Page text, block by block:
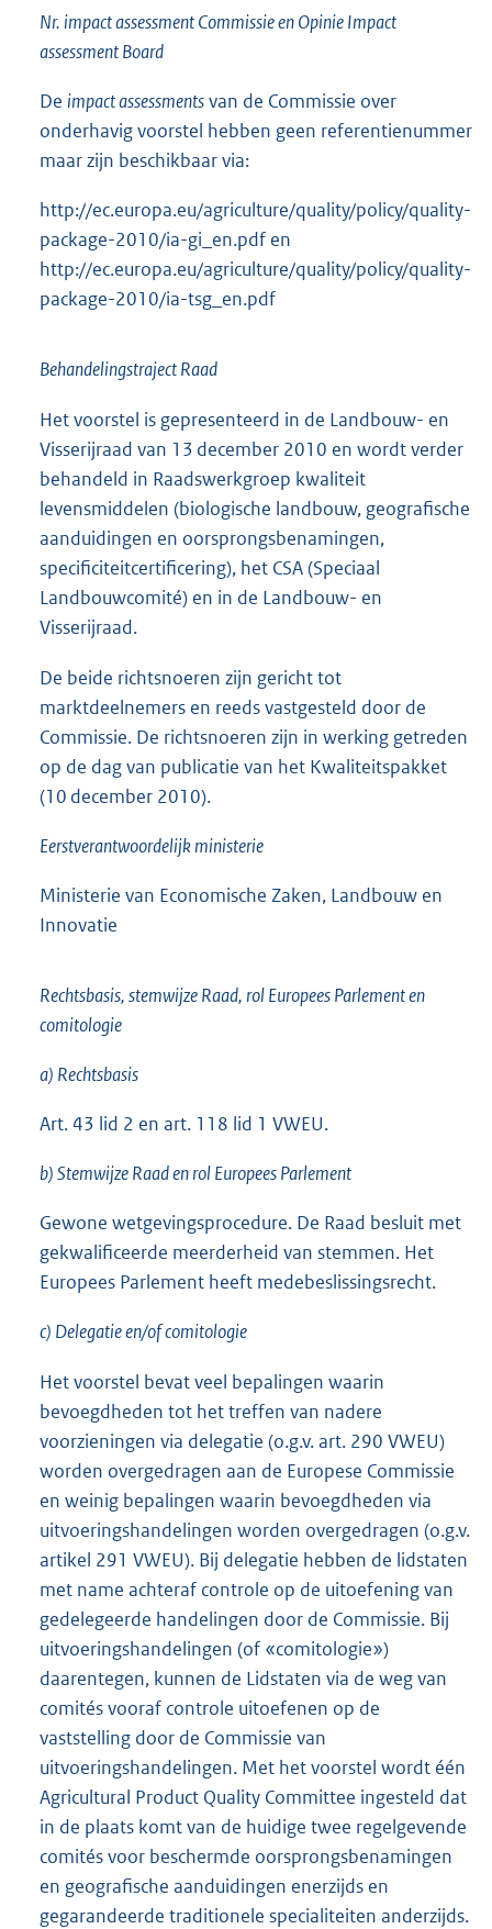
Nr. impact assessment Commissie en Opinie Impact
assessment Board
De impact assessmentsvan de Commissie over
onderhavig voorstel hebben geen referentienummer
maar zijn beschikbaar via:
http://ec.europa.eu/agriculture/quality/policy/quality-
package-2010/ia-gi_en.pdf en
http://ec.europa.eu/agriculture/quality/policy/quality-
package-2010/ia-tsg_en.pdf
Behandelingstraject Raad
Het voorstel is gepresenteerd in de Landbouw- en
Visserijraad van 13 december 2010 en wordt verder
behandeld in Raadswerkgroep kwaliteit
levensmiddelen (biologische landbouw, geografische
aanduidingen en oorsprongsbenamingen,
specificiteitcertificering), het CSA (Speciaal
Landbouwcomité) en in de Landbouw- en
Visserijraad.
De beide richtsnoeren zijn gericht tot
marktdeelnemers en reeds vastgesteld door de
Commissie. De richtsnoeren zijn in werking getreden
op de dag van publicatie van het Kwaliteitspakket
(10 december 2010).
Eerstverantwoordelijk ministerie
Ministerie van Economische Zaken, Landbouw en
Innovatie
Rechtsbasis, stemwijze Raad, rol Europees Parlement en
comitologie
a) Rechtsbasis
Art. 43 lid 2 en art. 118 lid 1 VWEU.
b) Stemwijze Raad en rol Europees Parlement
Gewone wetgevingsprocedure. De Raad besluit met
gekwalificeerde meerderheid van stemmen. Het
Europees Parlement heeft medebeslissingsrecht.
c) Delegatie en/of comitologie
Het voorstel bevat veel bepalingen waarin
bevoegdheden tot het treffen van nadere
voorzieningen via delegatie (o.g.v. art. 290 VWEU)
worden overgedragen aan de Europese Commissie
en weinig bepalingen waarin bevoegdheden via
uitvoeringshandelingen worden overgedragen (o.g.v.
artikel 291 VWEU). Bij delegatie hebben de lidstaten
met name achteraf controle op de uitoefening van
gedelegeerde handelingen door de Commissie. Bij
uitvoeringshandelingen (of «comitologie»)
daarentegen, kunnen de Lidstaten via de weg van
comités vooraf controle uitoefenen op de
vaststelling door de Commissie van
uitvoeringshandelingen. Met het voorstel wordt één
Agricultural Product Quality Committee ingesteld dat
in de plaats komt van de huidige twee regelgevende
comités voor beschermde oorsprongsbenamingen
en geografische aanduidingen enerzijds en
gegarandeerde traditionele specialiteiten anderzijds.